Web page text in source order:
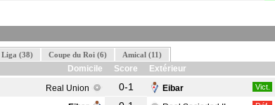
Liga (38) Coupe du Roi (6) Amical (11)
Domicile Score
Extérieur
Real Union 0-1 Eibar Vict.